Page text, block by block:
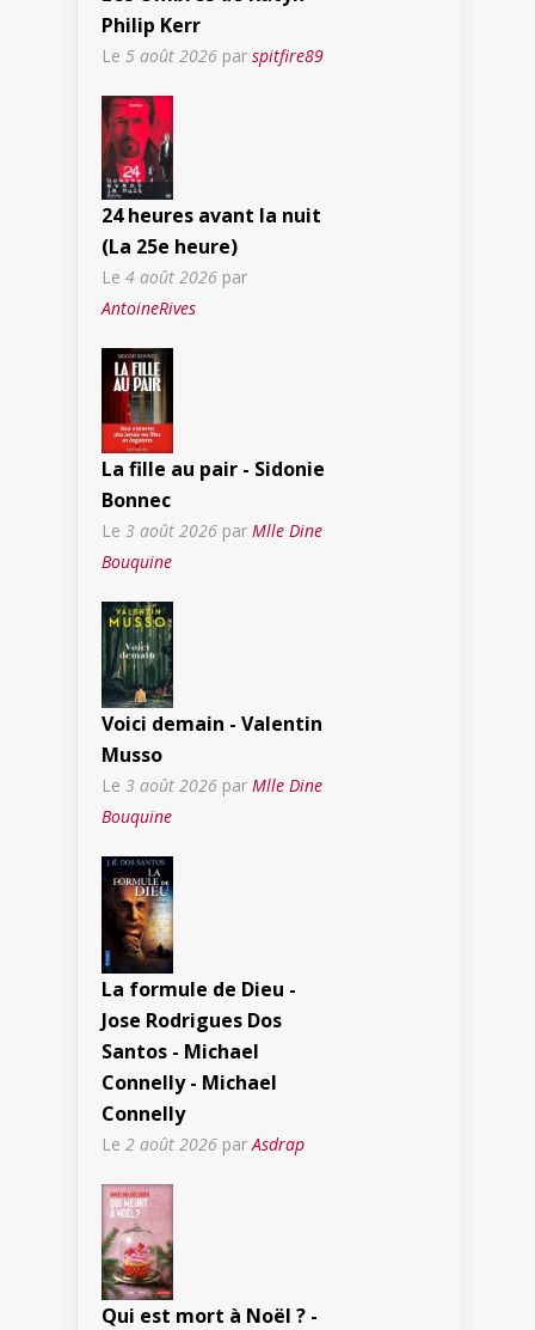
Philip Kerr
Le 5 août 2026 par spitfire89
24 heures avant la nuit
(La 25e heure)
Le 4 août 2026 par
AntoineRives
La fille au pair - Sidonie
Bonnec
Le 3 août 2026 par Mlle Dine
Bouquine
Voici demain - Valentin
Musso
Le 3 août 2026 par Mlle Dine
Bouquine
La formule de Dieu -
Jose Rodrigues Dos
Santos - Michael
Connelly - Michael
Connelly
Le 2 août 2026 parAsdrap
Qui est mort à Noël ? -